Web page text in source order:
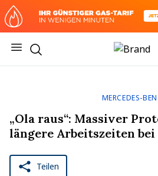
Open main menu
MERCEDES-
„Ola raus“: Massiver
längere Arbeitszeiten bei
Teilen